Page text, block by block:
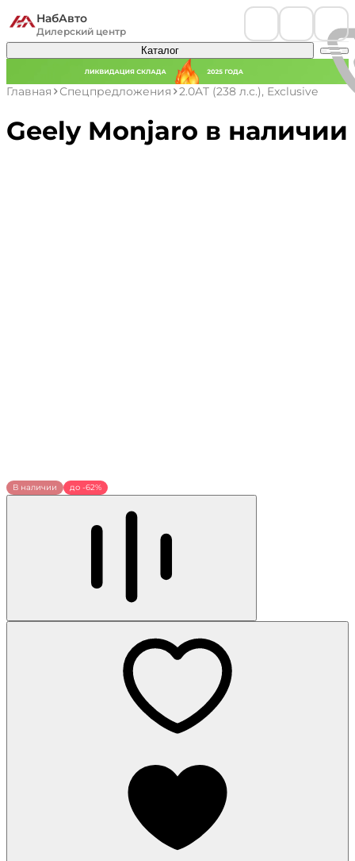
НабАвто
Дилерский центр
Каталог
Главная Спецпредложения 2.0AT (238 л.с.), Exclusive
Geely Monjaro в наличии
В наличии до -62%